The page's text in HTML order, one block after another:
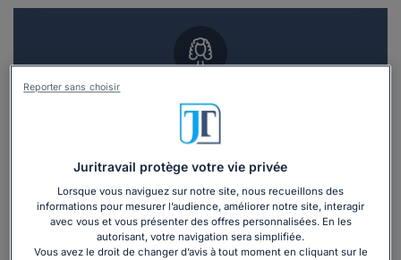
Vous souhaitez un RDV en cabinet avec un
avocat ?
Recevoir des devis d'avocats
3 devis en 48h
Juritravail protège votre vie privée
Lorsque vous naviguez sur notre site, nous recueillons des
informations pour mesurer l’audience, améliorer notre site, interagir
avec vous et vous présenter des offres personnalisées. En les
autorisant, votre navigation sera simplifiée.
Vous avez le droit de changer d’avis à tout moment en cliquant sur le
Reporter sans choisir